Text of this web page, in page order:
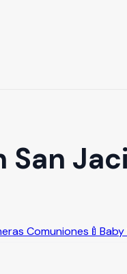
San
Comuniones 🍼